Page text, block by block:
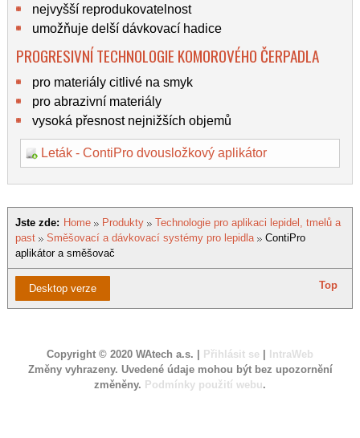
nejvyšší reprodukovatelnost
umožňuje delší dávkovací hadice
PROGRESIVNÍ TECHNOLOGIE KOMOROVÉHO ČERPADLA
pro materiály citlivé na smyk
pro abrazivní materiály
vysoká přesnost nejnižších objemů
Leták - ContiPro dvousložkový aplikátor
Jste zde: Home Produkty
Technologie pro aplikaci lepidel, tmelů a
past
Směšovací a dávkovací systémy pro lepidla
ContiPro
aplikátor a směšovač
Desktop verze Top
Copyright © 2020 WAtech a.s. | Přihlásit se
IntraWeb
Změny vyhrazeny. Uvedené údaje mohou být bez upozornění
změněny. Podmínky použití webu.